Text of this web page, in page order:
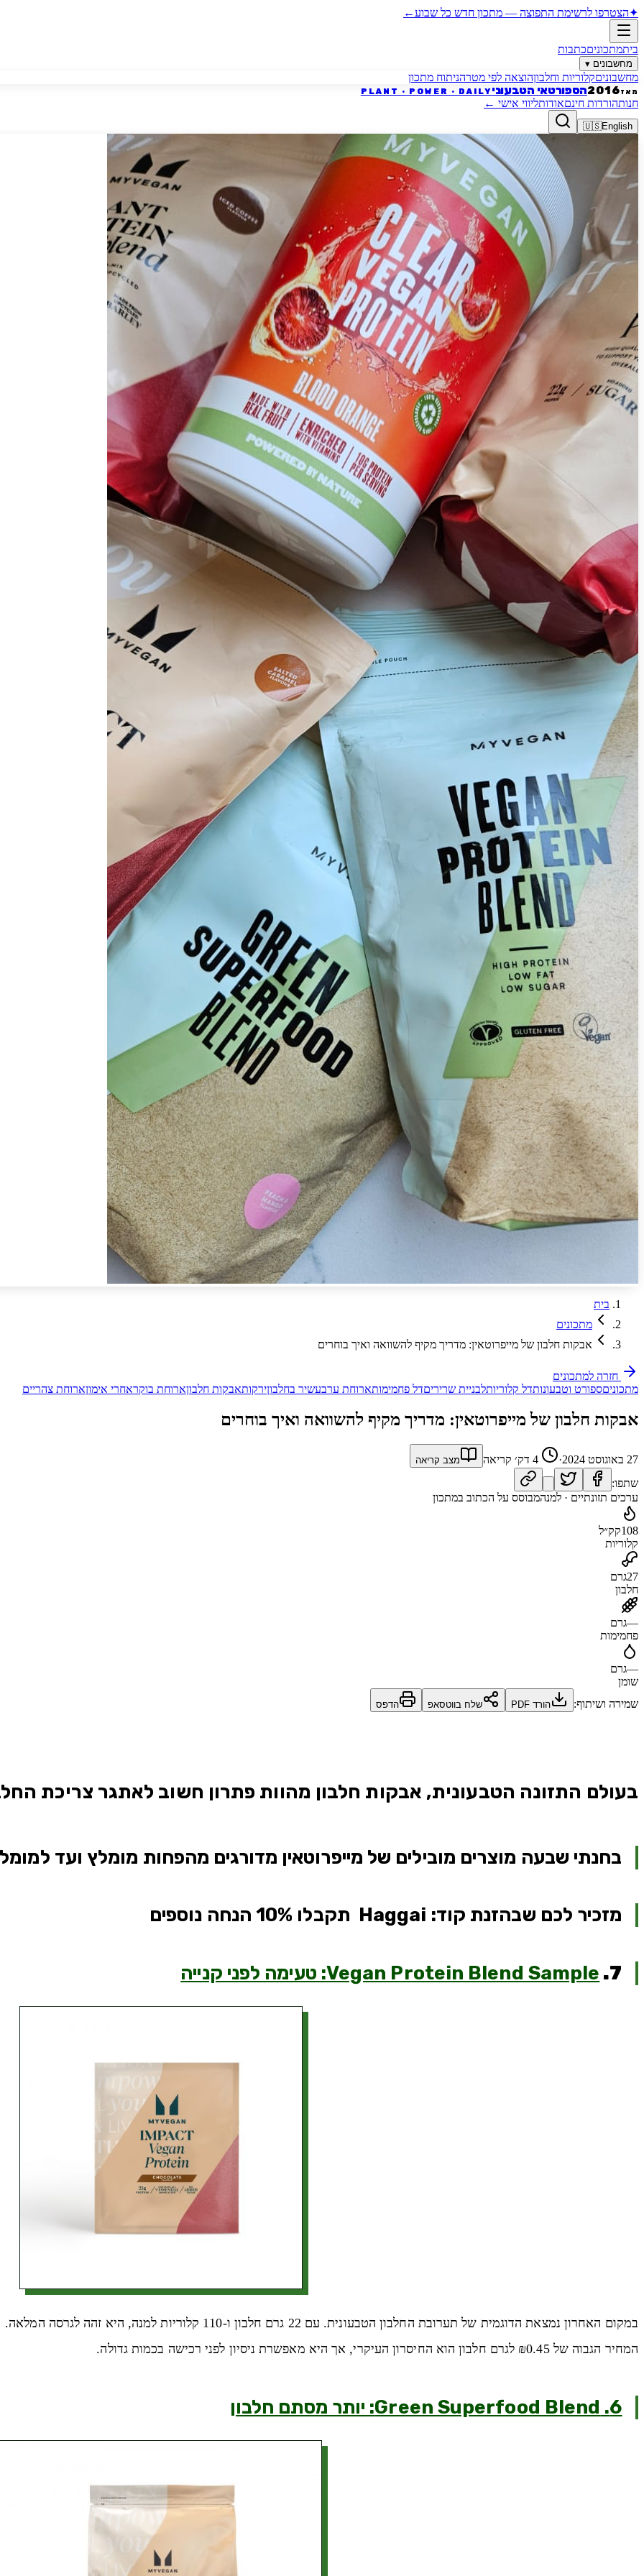
✦הצטרפו לרשימת התפוצה — מתכון חדש כל שבוע←
ביתמתכוניםכתבות
מחשבונים ▾
מחשבוניםקלוריות וחלבוןהוצאה לפי מטרהניתוח מתכון
מאז2016הספורטאי הטבעוניPLANT · POWER · DAILY
חנותהורדות חינםאודותליווי אישי ←
🇺🇸English
בית
מתכונים
אבקות חלבון של מייפרוטאין: מדריך מקיף להשוואה ואיך בוחרים
חזרה למתכונים
מתכוניםספורט וטבעונותדל קלוריותלבניית שריריםדל פחמימותארוחת ערבעשיר בחלבוןירקותאבקות חלבוןארוחת בוקראחרי אימוןארוחת צהריים
אבקות חלבון של מייפרוטאין: מדריך מקיף להשוואה ואיך בוחרים
27 באוגוסט 2024 ·
4 דק׳ קריאה מצב קריאה
שתפו:
ערכים תזונתיים · למנהמבוסס על הכתוב במתכון
108קק״ל
קלוריות
27גרם
חלבון
—גרם
פחמימות
—גרם
שומן
שמירה ושיתוף:
הורד PDF שלח בווטסאפ הדפס
בעולם התזונה הטבעונית, אבקות חלבון מהוות פתרון חשוב לאתגר צריכת
בחנתי שבעה מוצרים מובילים של מייפרוטאין מדורגים מהפחות מומלץ ועד
מזכיר לכם שבהזנת קוד: Haggai תקבלו 10% הנחה נוספים
7. Vegan Protein Blend Sample: טעימה לפני קנייה
במקום האחרון נמצאת הדוגמית של תערובת החלבון הטבעונית. עם 22 גרם חלבון ו-110 קלוריות למנה, היא זהה לגרסה המלאה.
המחיר הגבוה של ₪0.45 לגרם חלבון הוא החיסרון העיקרי, אך היא מאפשרת ניסיון לפני רכישה בכמות גדולה.
6. Green Superfood Blend: יותר מסתם חלבון